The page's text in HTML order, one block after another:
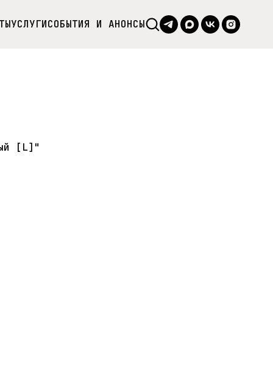
УСЛУГИСОБЫТИЯ И АНОНСЫ
[L]"